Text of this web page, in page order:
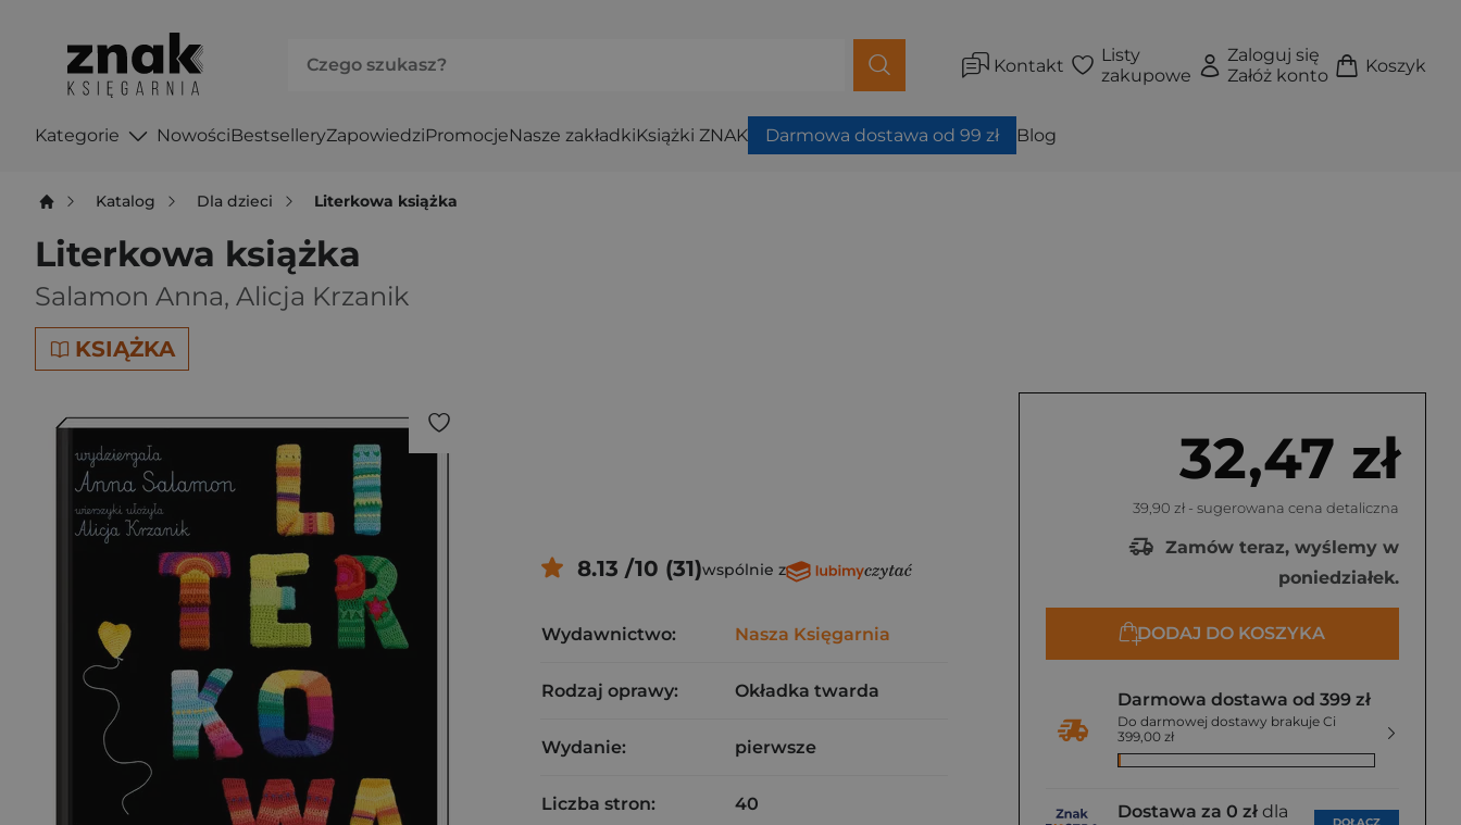
Kontakt
Listy
zakupowe
Zaloguj się
Załóż konto
Koszyk
Kategorie NowościBestselleryZapowiedziPromocjeNasze zakładkiKsiążki ZNAK Darmowa dostawa od 99 zł Blog
Katalog Dla dzieci Literkowa książka
Literkowa książka
Salamon Anna, Alicja Krzanik
KSIĄŻKA
32,47 zł
39,90 zł - sugerowana cena detaliczna
Zamów teraz, wyślemy w
poniedziałek.
DODAJ DO KOSZYKA
Darmowa dostawa od 399 zł
Do darmowej dostawy brakuje Ci
399,00 zł
Dostawa za 0 zł dla
DOŁĄCZ
8.13 /10 (31)wspólnie z
Wydawnictwo: Nasza Księgarnia
Rodzaj oprawy: Okładka twarda
Wydanie: pierwsze
Liczba stron: 40